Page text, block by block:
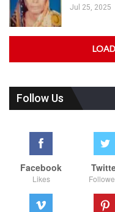
Jul 25, 2025
Follow Us
Facebook
Likes